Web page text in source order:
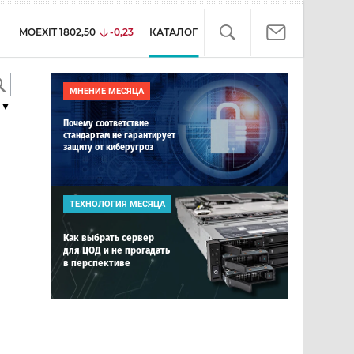
MOEXIT 1802,50 -0,23 КАТАЛОГ
МНЕНИЕ МЕСЯЦА
Почему соответствие
стандартам не гарантирует
защиту от киберугроз
ТЕХНОЛОГИЯ МЕСЯЦА
Как выбрать сервер
для ЦОД и не прогадать
в перспективе